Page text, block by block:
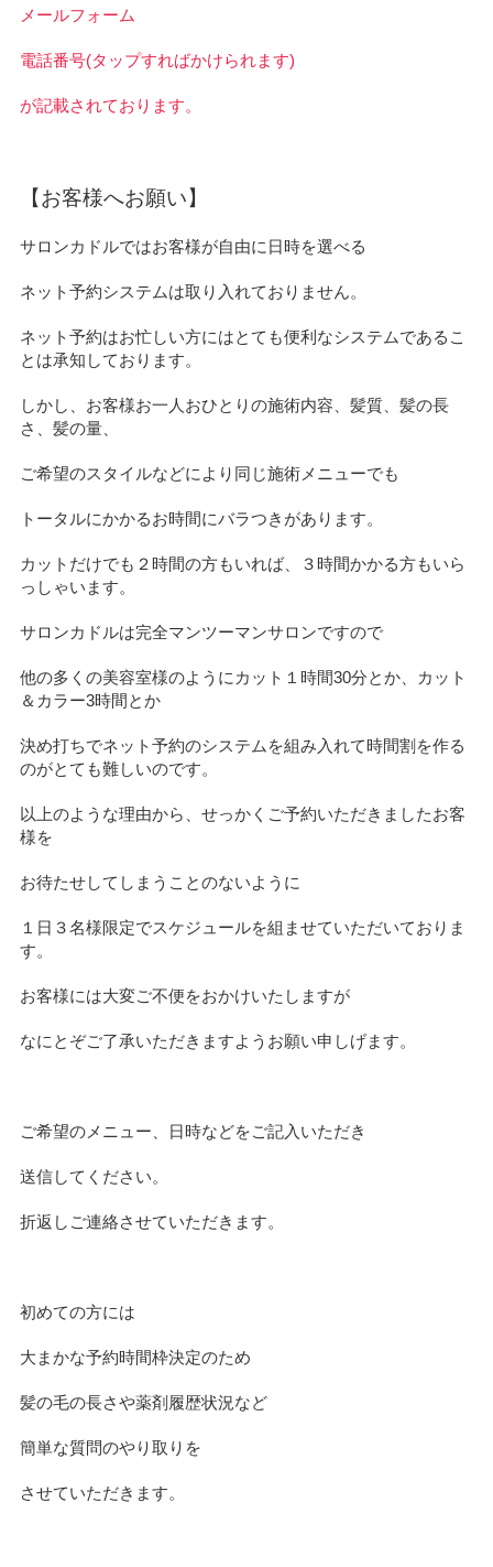
メールフォーム
電話番号(タップすればかけられます)
が記載されております。
【お客様へお願い】
サロンカドルではお客様が自由に日時を選べる
ネット予約システムは取り入れておりません。
ネット予約はお忙しい方にはとても便利なシステムであるこ
とは承知しております。
しかし、お客様お一人おひとりの施術内容、髪質、髪の長
さ、髪の量、
ご希望のスタイルなどにより同じ施術メニューでも
トータルにかかるお時間にバラつきがあります。
カットだけでも２時間の方もいれば、３時間かかる方もいら
っしゃいます。
サロンカドルは完全マンツーマンサロンですので
他の多くの美容室様のようにカット１時間30分とか、カット
＆カラー3時間とか
決め打ちでネット予約のシステムを組み入れて時間割を作る
のがとても難しいのです。
以上のような理由から、せっかくご予約いただきましたお客
様を
お待たせしてしまうことのないように
１日３名様限定でスケジュールを組ませていただいておりま
す。
お客様には大変ご不便をおかけいたしますが
なにとぞご了承いただきますようお願い申しげます。
ご希望のメニュー、日時などをご記入いただき
送信してください。
折返しご連絡させていただきます。
初めての方には
大まかな予約時間枠決定のため
髪の毛の長さや薬剤履歴状況など
簡単な質問のやり取りを
させていただきます。